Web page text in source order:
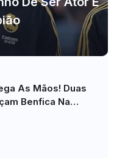
As Mãos! Duas
Benfica Na